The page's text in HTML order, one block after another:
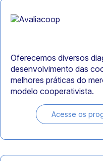
Oferecemos diversos
desenvolvimento das
melhores práticas do
modelo cooperativista.
Acesse os